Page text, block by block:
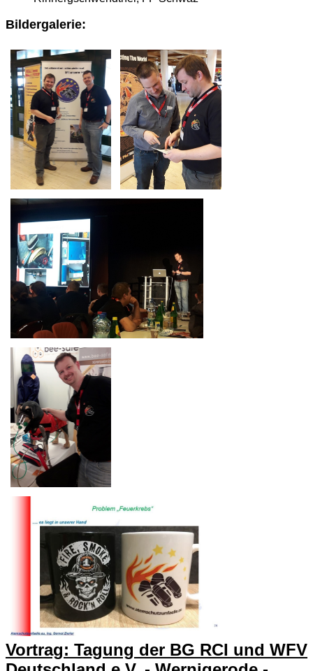
Bildergalerie:
Vortrag: Tagung der BG RCI und WFV